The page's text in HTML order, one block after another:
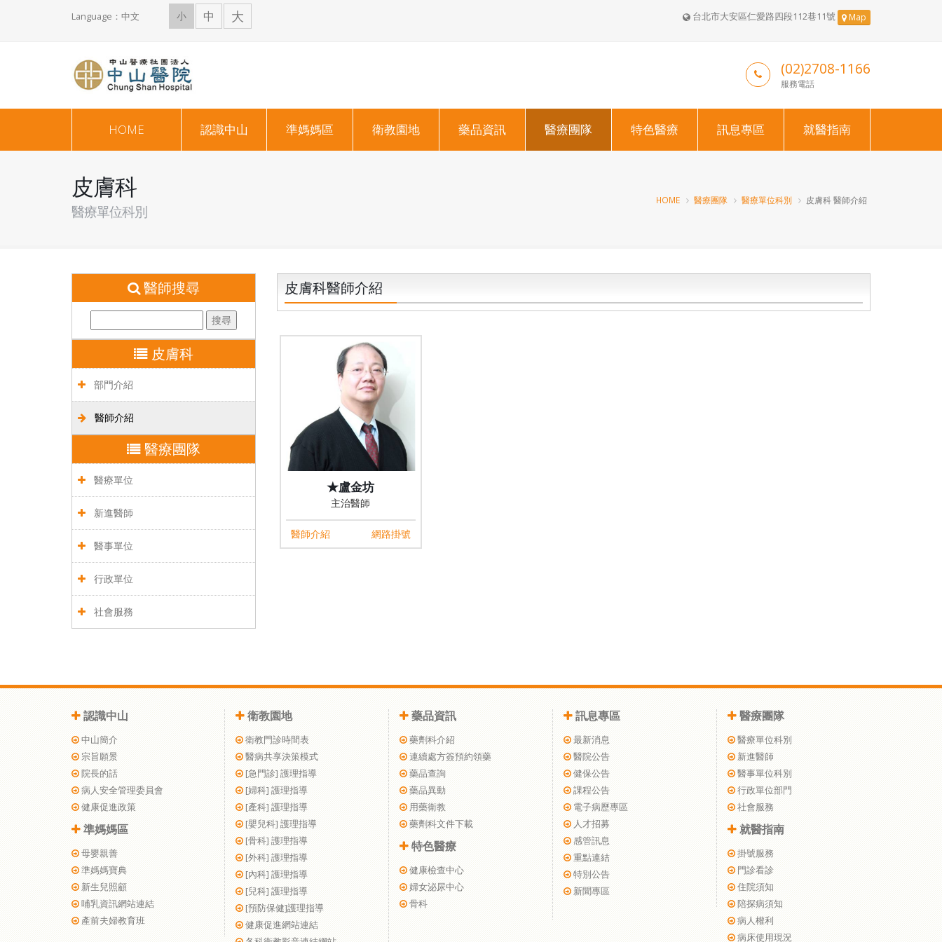
Language：中文 小 中 大 台北市大安區仁愛路四段112巷11號 Map
(02)2708-1166
服務電話
HOME 認識中山 準媽媽區 衛教園地 藥品資訊 醫療團隊 特色醫療 訊息專區 就醫指南
皮膚科
醫療單位科別
HOME 醫療團隊 醫療單位科別 皮膚科 醫師介紹
醫師搜尋
皮膚科
部門介紹
醫師介紹
醫療團隊
醫療單位
新進醫師
醫事單位
行政單位
社會服務
皮膚科醫師介紹
★盧金坊
主治醫師
醫師介紹 網路掛號
認識中山
中山簡介
宗旨願景
院長的話
病人安全管理委員會
健康促進政策
準媽媽區
母嬰親善
準媽媽寶典
新生兒照顧
哺乳資訊網站連結
產前夫婦教育班
衛教園地
衛教門診時間表
醫病共享決策模式
[急門診] 護理指導
[婦科] 護理指導
[產科] 護理指導
[嬰兒科] 護理指導
[骨科] 護理指導
[外科] 護理指導
[內科] 護理指導
[兒科] 護理指導
[預防保健]護理指導
健康促進網站連結
藥品資訊
藥劑科介紹
連續處方簽預約領藥
藥品查詢
藥品異動
用藥衛教
藥劑科文件下載
特色醫療
健康檢查中心
婦女泌尿中心
骨科
訊息專區
最新消息
醫院公告
健保公告
課程公告
電子病歷專區
人才招募
感管訊息
重點連結
特別公告
新聞專區
醫療團隊
醫療單位科別
新進醫師
醫事單位科別
行政單位部門
社會服務
就醫指南
掛號服務
門診看診
住院須知
陪探病須知
病人權利
病床使用現況